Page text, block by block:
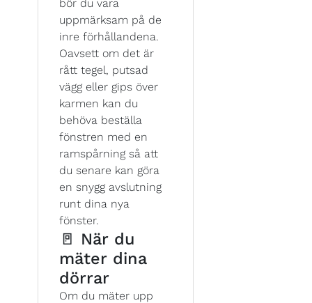
bör du vara
uppmärksam på de
inre förhållandena.
Oavsett om det är
rått tegel, putsad
vägg eller gips över
karmen kan du
behöva beställa
fönstren med en
ramspårning så att
du senare kan göra
en snygg avslutning
runt dina nya
fönster.
🚪 När du
mäter dina
dörrar
Om du mäter upp